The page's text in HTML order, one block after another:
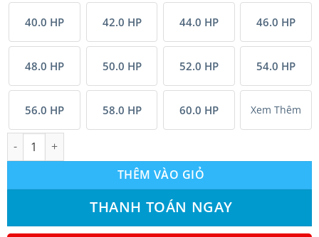
40.0 HP 42.0 HP 44.0 HP 46.0 HP
48.0 HP 50.0 HP 52.0 HP 54.0 HP
56.0 HP 58.0 HP 60.0 HP Xem Thêm
Tổ hợp Máy lạnh giải nhiệt gió Mitsubishi Electric inverter
THÊM VÀO GIỎ
THANH TOÁN NGAY